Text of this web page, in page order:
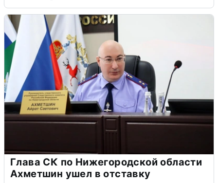
Глава СК по Нижегородской области
Ахметшин ушел в отставку